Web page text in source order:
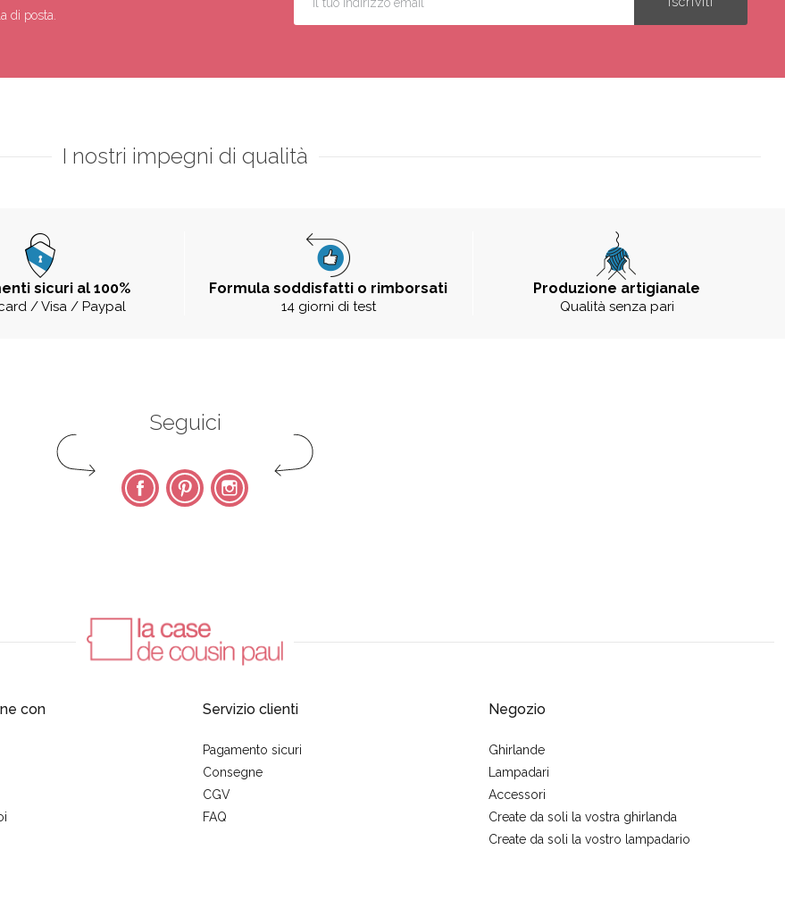
di posta.
I nostri impegni di qualità
sicuri al 100%
/ Visa / Paypal
Formula soddisfatti o rimborsati
14 giorni di test
Produzione artigianale
Qualità senza pari
Seguici
FacebookPinterest Instagram
con Servizio clienti
Pagamento sicuri
Consegne
CGV
FAQ
Negozio
Ghirlande
Lampadari
Accessori
Create da soli la vostra ghirlanda
Create da soli la vostro lampadario